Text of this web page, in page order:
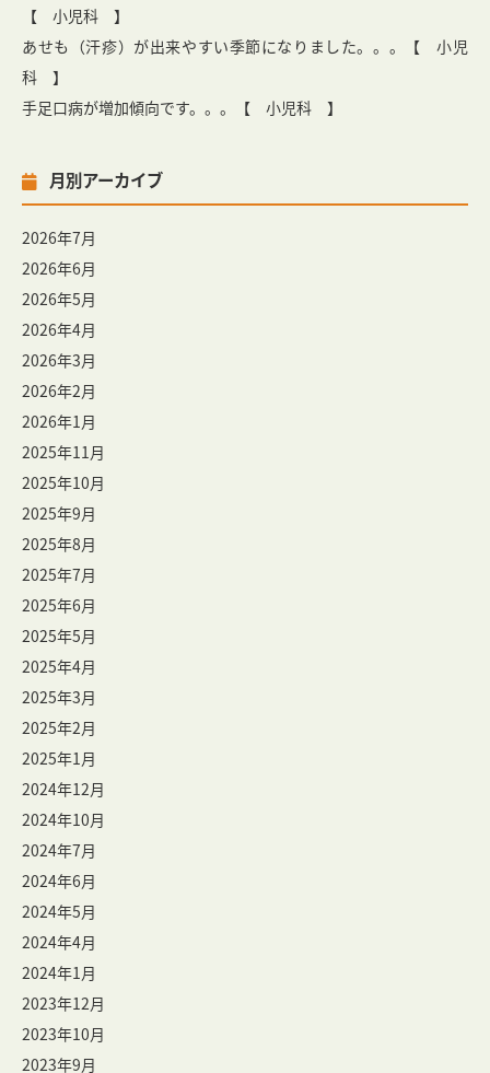
【 小児科 】
あせも（汗疹）が出来やすい季節になりました。。。【 小児
科 】
手足口病が増加傾向です。。。【 小児科 】
月別アーカイブ
2026年7月
2026年6月
2026年5月
2026年4月
2026年3月
2026年2月
2026年1月
2025年11月
2025年10月
2025年9月
2025年8月
2025年7月
2025年6月
2025年5月
2025年4月
2025年3月
2025年2月
2025年1月
2024年12月
2024年10月
2024年7月
2024年6月
2024年5月
2024年4月
2024年1月
2023年12月
2023年10月
2023年9月